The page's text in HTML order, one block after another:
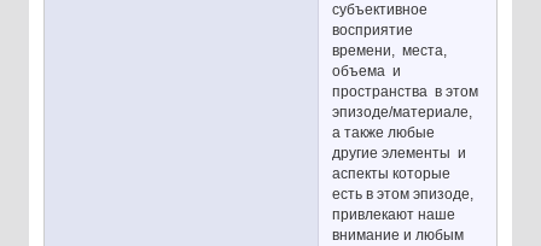
субъективное
восприятие
времени, места,
объема и
пространства в этом
эпизоде/материале,
а также любые
другие элементы и
аспекты которые
есть в этом эпизоде,
привлекают наше
внимание и любым